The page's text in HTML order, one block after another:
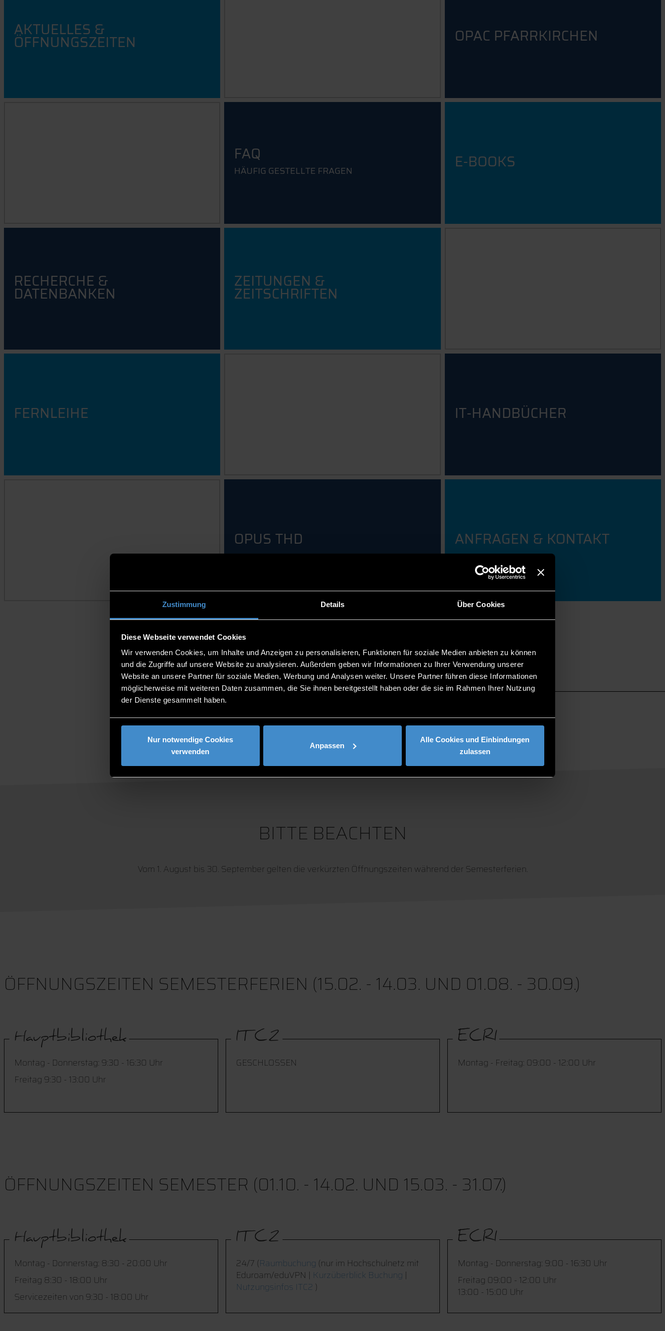
Zustimmung Details Über Cookies
Diese Webseite verwendet Cookies
Wir verwenden Cookies, um Inhalte und Anzeigen zu personalisieren, Funktionen für soziale Medien anbieten zu können
und die Zugriffe auf unsere Website zu analysieren. Außerdem geben wir Informationen zu Ihrer Verwendung unserer
Website an unsere Partner für soziale Medien, Werbung und Analysen weiter. Unsere Partner führen diese Informationen
möglicherweise mit weiteren Daten zusammen, die Sie ihnen bereitgestellt haben oder die sie im Rahmen Ihrer Nutzung
der Dienste gesammelt haben.
Nur notwendige Cookies
verwenden
Anpassen
Alle Cookies und Einbindungen
zulassen
AKTUELLES &
ÖFFNUNGSZEITEN OPAC PFARRKIRCHEN
FAQ
HÄUFIG GESTELLTE FRAGEN E-BOOKS
RECHERCHE &
DATENBANKEN
ZEITUNGEN &
ZEITSCHRIFTEN
FERNLEIHE IT-HANDBÜCHER
OPUS THD ANFRAGEN & KONTAKT
ÖFFNUNGSZEITEN & AKTUELLES
BITTE BEACHTEN
Vom 1. August bis 30. September gelten die verkürzten Öffnungszeiten während der Semesterferien.
ÖFFNUNGSZEITEN SEMESTERFERIEN (15.02. - 14.03. UND 01.08. - 30.09.)
Hauptbibliothek
Montag - Donnerstag: 9:30 - 16:30 Uhr
Freitag 9:30 - 13:00 Uhr
ITC2
GESCHLOSSEN
ECRI
Montag - Freitag: 09:00 - 12:00 Uhr
ÖFFNUNGSZEITEN SEMESTER (01.10. - 14.02. UND 15.03. - 31.07.)
Hauptbibliothek
Montag - Donnerstag: 8:30 - 20:00 Uhr
Freitag 8:30 - 18:00 Uhr
Servicezeiten von 9:30 - 18:00 Uhr
ITC2
24/7 (Raumbuchung (nur im Hochschulnetz mit
Eduroam/eduVPN | Kurzüberblick Buchung |
Nutzungsinfos ITC2 )
ECRI
Montag - Donnerstag: 9:00 - 16:30 Uhr
Freitag 09:00 - 12:00 Uhr
13:00 - 15:00 Uhr